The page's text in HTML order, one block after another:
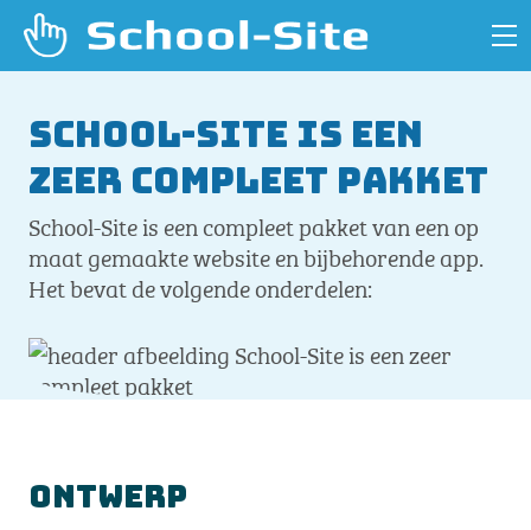
School-Site is een
zeer compleet pakket
School-Site is een compleet pakket van een op
maat gemaakte website en bijbehorende app.
Het bevat de volgende onderdelen:
Ontwerp